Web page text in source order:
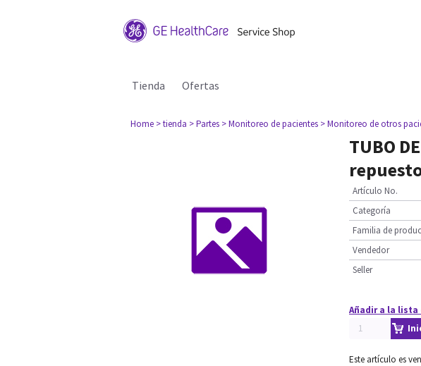
Tienda Ofertas
Home > tienda > Partes > Monitoreo de pacientes > Monitoreo de otros
TUBO
Artículo No.
Categoría
Familia de
Vendedor
Seller
Añadir a la lista
Este artículo es